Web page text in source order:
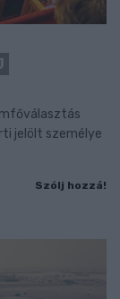
jelölt személye
Szólj hozzá!